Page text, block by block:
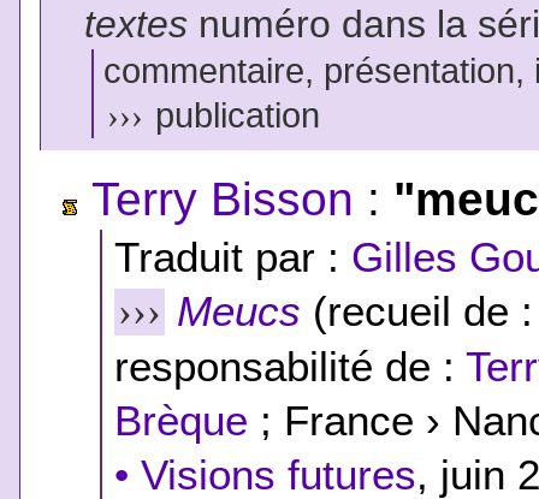
textesnuméro dans la
commentaire,
››› publication
Terry Bisson :
Traduit par : Gilles
››› Meucs (recueil de
responsabilité de :
Brèque ; France ›
• Visions futures, juin